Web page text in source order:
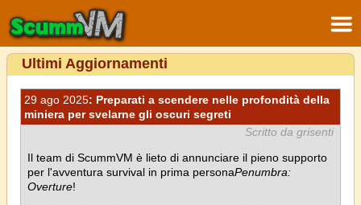
Ultimi Aggiornamenti
29 ago 2025: Preparati a scendere nelle profondità della
miniera per svelarne gli oscuri segreti
Scritto da grisenti
Il team di ScummVM è lieto di annunciare il pieno supporto
per l'avventura survival in prima personaPenumbra:
Overture!